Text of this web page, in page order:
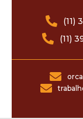
(11)
(11)